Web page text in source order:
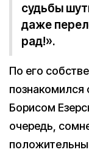
судьбы
даже
рад!».
По его
познакомился
Борисом
очередь,